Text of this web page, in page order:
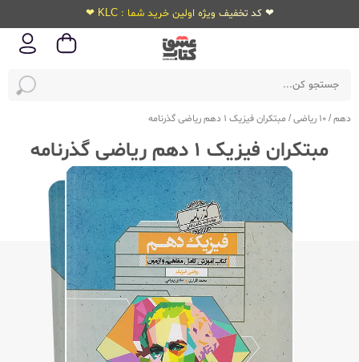
❤ کد تخفیف ویژه اولین خرید شما : KLC ❤
دهم/10 ریاضی / مبتکران فیزیک 1 دهم ریاضی گذرنامه
مبتکران فیزیک 1 دهم ریاضی گذرنامه